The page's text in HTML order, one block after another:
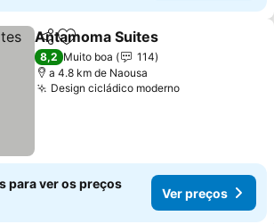
PartilharAdicionar aos favoritos
Antamoma Suites
8,2 Muito boa
114
a 4.8 km de Naousa
Design cicládico modernoVer preços
para ver os preços
Ver preços